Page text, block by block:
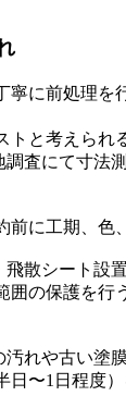
寧に前処理を
トと考えられ
調査にて寸法
前に工期、色
飛散シート設
囲の保護を行
汚れや古い塗
〜1日程度）